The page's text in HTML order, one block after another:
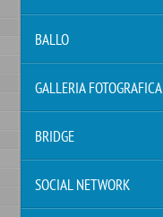
BALLO
GALLERIA FOTOGRAFICA
BRIDGE
SOCIAL NETWORK